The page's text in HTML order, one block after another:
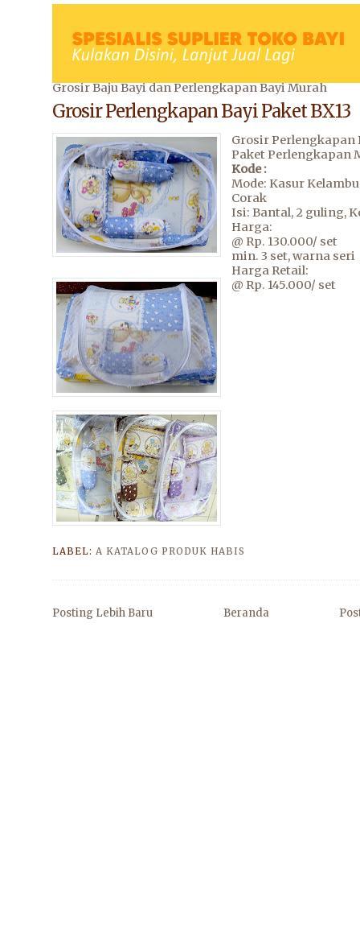
Grosir Baju Bayi dan Perlengkapan Bayi Murah
Grosir Perlengkapan Bayi Paket BX13
Grosir Perlengkapan
Paket Perlengkapan
Kode :
Mode: Kasur
Corak
Isi: Bantal, 2 guling,
Harga:
@ Rp. 130.000/ set
min. 3 set, warna seri
Harga Retail:
@ Rp. 145.000/ set
LABEL:A KATALOG PRODUK HABIS
Posting Lebih Baru Beranda